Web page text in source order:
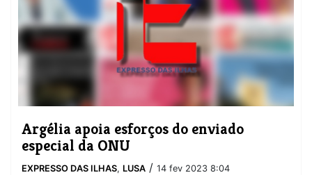
Argélia apoia esforços do enviado
especial da ONU
EXPRESSO DAS ILHAS, LUSA / 14 fev 2023 8:04